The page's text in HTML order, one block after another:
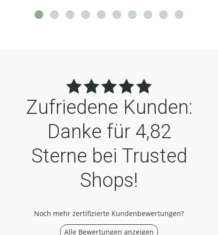
Zufriedene Kunden:
Danke für 4,82
Sterne bei Trusted
Shops!
Noch mehr zertifizierte Kundenbewertungen?
Alle Bewertungen anzeigen